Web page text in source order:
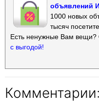
объявлений
1000 новых
тысяч
Есть ненужные Вам вещи?
с выгодой!
Комментарии: